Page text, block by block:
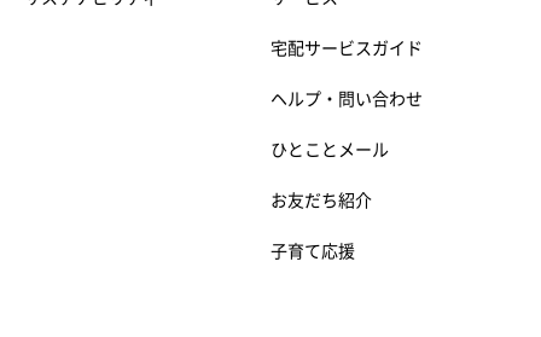
宅配サービスガイド
ヘルプ・問い合わせ
ひとことメール
お友だち紹介
子育て応援